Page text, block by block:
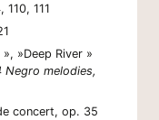
111
»Deep River »
Negro melodies,
concert, op. 35